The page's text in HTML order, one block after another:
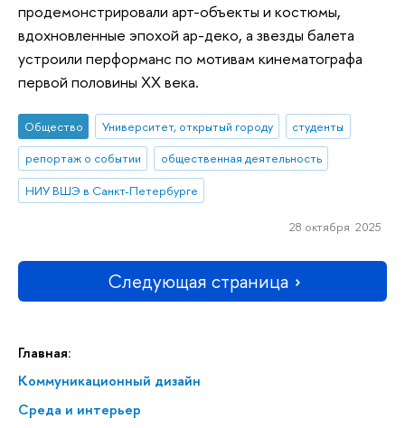
Главная:
Коммуникационный дизайн
Среда и интерьер
продемонстрировали арт-объекты и костюмы,
вдохновленные эпохой ар-деко, а звезды балета
устроили перформанс по мотивам кинематографа
первой половины XX века.
Общество Университет, открытый городу
студенты
репортаж о событии
общественная деятельность
НИУ ВШЭ в Санкт-Петербурге
28 октября 2025
Следующая страница